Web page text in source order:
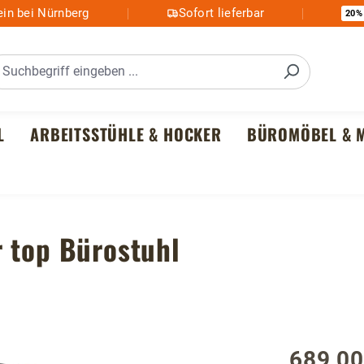
bei Nürnberg Sofort lieferbar 20%
ARBEITSSTÜHLE & HOCKER BÜROMÖBEL &
top Bürostuhl
Regulärer